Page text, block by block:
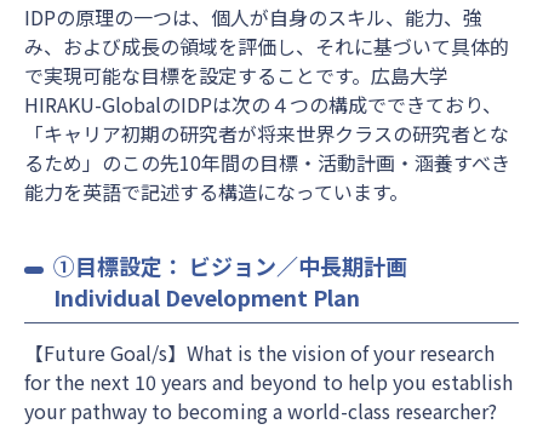
IDPの原理の一つは、個人が自身のスキル、能力、強
み、および成長の領域を評価し、それに基づいて具体的
で実現可能な目標を設定することです。広島大学
HIRAKU-GlobalのIDPは次の４つの構成でできており、
「キャリア初期の研究者が将来世界クラスの研究者とな
るため」のこの先10年間の目標・活動計画・涵養すべき
能力を英語で記述する構造になっています。
①目標設定： ビジョン／中長期計画
Individual Development Plan
【Future Goal/s】What is the vision of your research
for the next 10 years and beyond to help you establish
your pathway to becoming a world-class researcher?